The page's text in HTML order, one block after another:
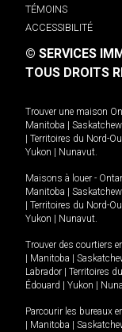
TÉMOINS
ACCESSIBILITÉ
© SERVICES
TOUS DROITS
Trouver une maison
Manitoba
Territoires du Nord-
Yukon
Nunavut.
Maisons à louer -
Manitoba
Territoires du Nord-
Yukon
Nunavut.
Trouver des courtiers
Manitoba
Labrador
Territoires
Édouard
Yukon
Parcourir les bureaux
Manitoba